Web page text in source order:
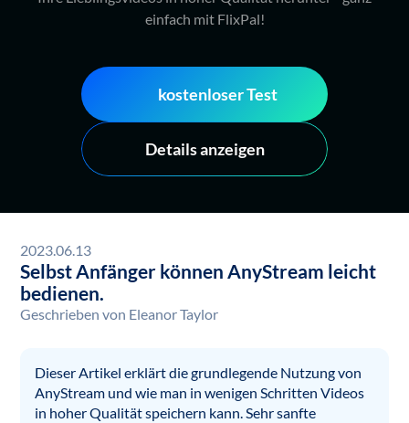
einfach mit FlixPal!
kostenloser Test
Details anzeigen
2023.06.13
Selbst Anfänger können AnyStream leicht
bedienen.
Geschrieben von Eleanor Taylor
Dieser Artikel erklärt die grundlegende Nutzung von
AnyStream und wie man in wenigen Schritten Videos
in hoher Qualität speichern kann. Sehr sanfte